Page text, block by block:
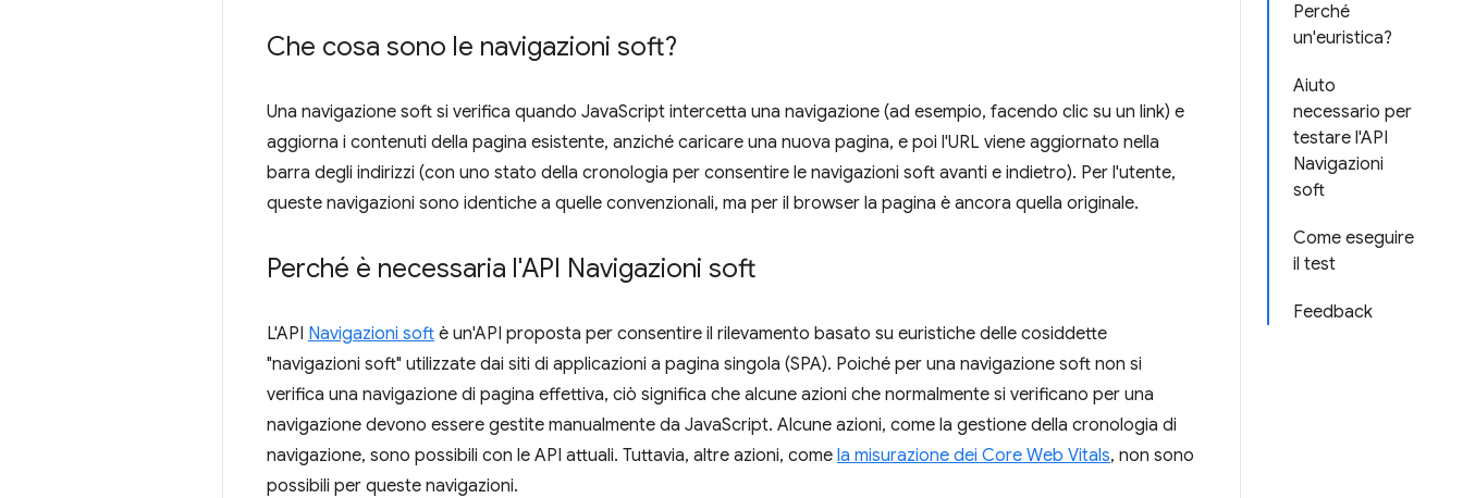
Perché
un'euristica?
Aiuto
necessario per
testare l'API
Navigazioni
soft
Come eseguire
il test
Feedback
Che cosa sono le navigazioni soft?
Una navigazione soft si verifica quando JavaScript intercetta una navigazione (ad esempio, facendo clic su un link) e
aggiorna i contenuti della pagina esistente, anziché caricare una nuova pagina, e poi l'URL viene aggiornato nella
barra degli indirizzi (con uno stato della cronologia per consentire le navigazioni soft avanti e indietro). Per l'utente,
queste navigazioni sono identiche a quelle convenzionali, ma per il browser la pagina è ancora quella originale.
Perché è necessaria l'API Navigazioni soft
L'API Navigazioni soft è un'API proposta per consentire il rilevamento basato su euristiche delle cosiddette
"navigazioni soft" utilizzate dai siti di applicazioni a pagina singola (SPA). Poiché per una navigazione soft non si
verifica una navigazione di pagina effettiva, ciò significa che alcune azioni che normalmente si verificano per una
navigazione devono essere gestite manualmente da JavaScript. Alcune azioni, come la gestione della cronologia di
navigazione, sono possibili con le API attuali. Tuttavia, altre azioni, come la misurazione dei Core Web Vitals, non sono
possibili per queste navigazioni.